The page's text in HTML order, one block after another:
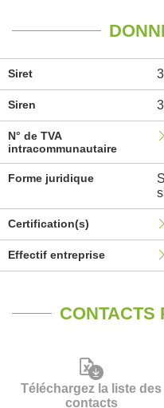
Siret
Siren
N° de TVA
intracommunautaire
Forme juridique
Certification(s)
Effectif entreprise
CONTACTS
Téléchargez la liste des
contacts